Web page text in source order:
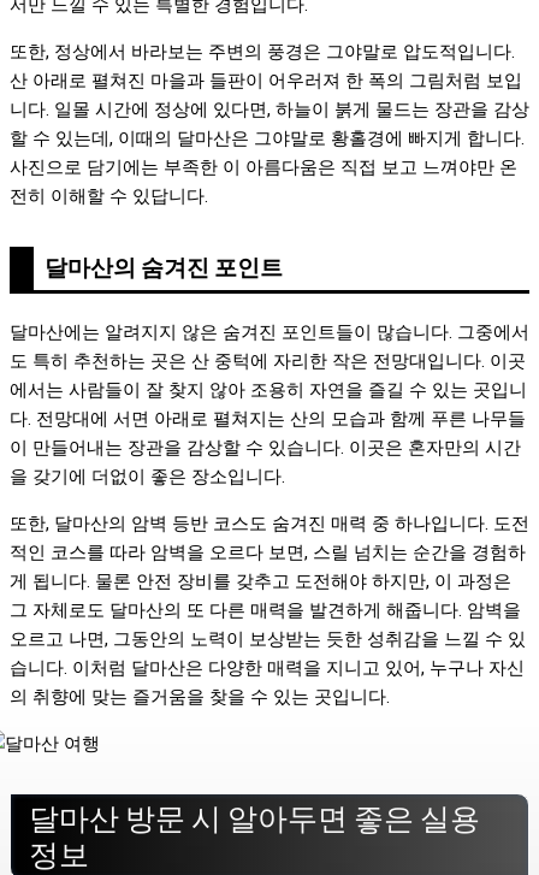
서만 느낄 수 있는 특별한 경험입니다.
또한, 정상에서 바라보는 주변의 풍경은 그야말로 압도적입니다.
산 아래로 펼쳐진 마을과 들판이 어우러져 한 폭의 그림처럼 보입
니다. 일몰 시간에 정상에 있다면, 하늘이 붉게 물드는 장관을 감상
할 수 있는데, 이때의 달마산은 그야말로 황홀경에 빠지게 합니다.
사진으로 담기에는 부족한 이 아름다움은 직접 보고 느껴야만 온
전히 이해할 수 있답니다.
달마산의 숨겨진 포인트
달마산에는 알려지지 않은 숨겨진 포인트들이 많습니다. 그중에서
도 특히 추천하는 곳은 산 중턱에 자리한 작은 전망대입니다. 이곳
에서는 사람들이 잘 찾지 않아 조용히 자연을 즐길 수 있는 곳입니
다. 전망대에 서면 아래로 펼쳐지는 산의 모습과 함께 푸른 나무들
이 만들어내는 장관을 감상할 수 있습니다. 이곳은 혼자만의 시간
을 갖기에 더없이 좋은 장소입니다.
또한, 달마산의 암벽 등반 코스도 숨겨진 매력 중 하나입니다. 도전
적인 코스를 따라 암벽을 오르다 보면, 스릴 넘치는 순간을 경험하
게 됩니다. 물론 안전 장비를 갖추고 도전해야 하지만, 이 과정은
그 자체로도 달마산의 또 다른 매력을 발견하게 해줍니다. 암벽을
오르고 나면, 그동안의 노력이 보상받는 듯한 성취감을 느낄 수 있
습니다. 이처럼 달마산은 다양한 매력을 지니고 있어, 누구나 자신
의 취향에 맞는 즐거움을 찾을 수 있는 곳입니다.
달마산 방문 시 알아두면 좋은 실용
정보